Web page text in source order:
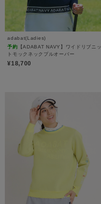
adabat(Ladies)
予約 【ADABAT NAVY】ワイドリブニッ
トモックネックプルオーバー
¥18,700